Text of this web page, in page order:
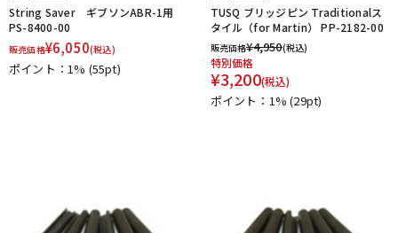
String Saver ギブソンABR-1用
PS-8400-00
販売価格¥6,050(税込)
ポイント：1% (55pt)
TUSQ ブリッジピン Traditionalス
タイル（for Martin） PP-2182-00
販売価格¥4,950(税込)
特別価格
¥3,200(税込)
ポイント：1%(29pt)